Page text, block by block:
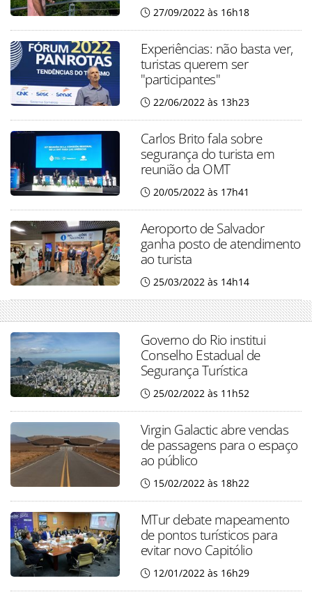
27/09/2022 às 16h18
Experiências: não basta ver,
turistas querem ser
"participantes"
22/06/2022 às 13h23
Carlos Brito fala sobre
segurança do turista em
reunião da OMT
20/05/2022 às 17h41
Aeroporto de Salvador
ganha posto de atendimento
ao turista
25/03/2022 às 14h14
Governo do Rio institui
Conselho Estadual de
Segurança Turística
25/02/2022 às 11h52
Virgin Galactic abre vendas
de passagens para o espaço
ao público
15/02/2022 às 18h22
MTur debate mapeamento
de pontos turísticos para
evitar novo Capitólio
12/01/2022 às 16h29